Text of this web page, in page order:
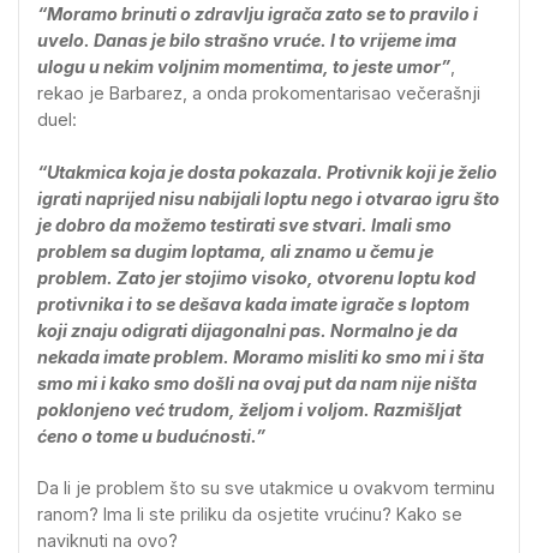
“Moramo brinuti o zdravlju igrača zato se to pravilo i
uvelo. Danas je bilo strašno vruće. I to vrijeme ima
ulogu u nekim voljnim momentima, to jeste umor”,
rekao je Barbarez, a onda prokomentarisao večerašnji
duel:
“Utakmica koja je dosta pokazala. Protivnik koji je želio
igrati naprijed nisu nabijali loptu nego i otvarao igru što
je dobro da možemo testirati sve stvari. Imali smo
problem sa dugim loptama, ali znamo u čemu je
problem. Zato jer stojimo visoko, otvorenu loptu kod
protivnika i to se dešava kada imate igrače s loptom
koji znaju odigrati dijagonalni pas. Normalno je da
nekada imate problem. Moramo misliti ko smo mi i šta
smo mi i kako smo došli na ovaj put da nam nije ništa
poklonjeno već trudom, željom i voljom. Razmišljat
ćeno o tome u budućnosti.”
Da li je problem što su sve utakmice u ovakvom terminu
ranom? Ima li ste priliku da osjetite vrućinu? Kako se
naviknuti na ovo?